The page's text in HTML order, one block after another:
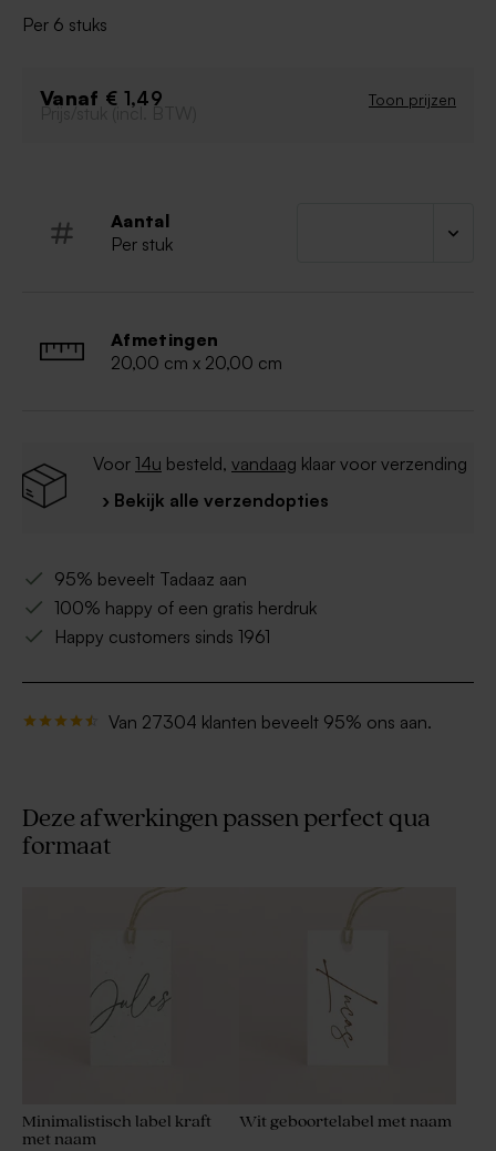
snoepjes, suikerbonen of een ander item dat past bij
snoep eerst in te verpakken.
Per 6 stuks
Vanaf € 1,49 Toon prijzen
Prijs/stuk (incl. BTW)
Aantal
Per stuk
Afmetingen
20,00 cm x 20,00 cm
Voor 14u besteld, vandaag klaar voor verzending
› Bekijk alle verzendopties
95% beveelt Tadaaz aan
100% happy of een gratis herdruk
Happy customers sinds 1961
Van 27304 klanten beveelt 95% ons aan.
Deze afwerkingen passen perfect qua
formaat
Minimalistisch label kraft
met naam
Wit geboortelabel met naam